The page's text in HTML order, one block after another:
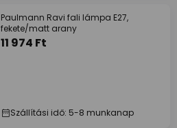
Paulmann Ravi fali lámpa E27,
fekete/matt arany
11 974 Ft
Szállítási idő: 5-8 munkanap